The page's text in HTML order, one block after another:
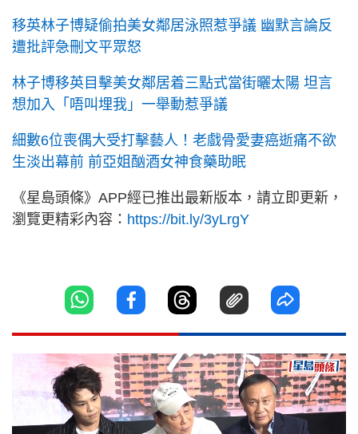
移英林子博疑偷拍美女鄰居泳照惹爭議 幽默言論反
遭批評急刪文平眾怒
林子博移英目擊美女鄰居着三點式當街曬太陽 坦言
想加入「唔叫埋我」一舉動惹爭議
細數6位喪偶大受打擊藝人！老戲骨愛妻癌逝痛不欲
生淡出幕前 前亞姐酗酒女神食藥助眠
《星島頭條》APP經已推出最新版本，請立即更新，
瀏覽更精彩內容： https://bit.ly/3yLrgY